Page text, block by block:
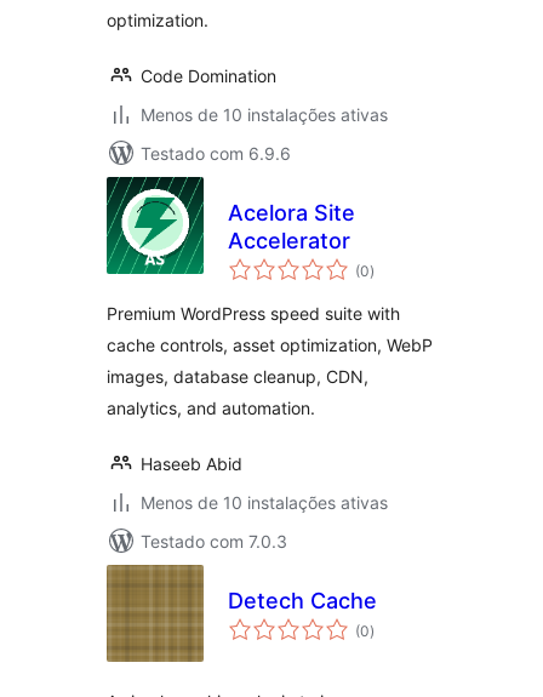
optimization.
Code Domination
Menos de 10 instalações ativas
Testado com 6.9.6
Acelora Site
Accelerator
(0avaliações
totais
)
Premium WordPress speed suite with
cache controls, asset optimization, WebP
images, database cleanup, CDN,
analytics, and automation.
Haseeb Abid
Menos de 10 instalações ativas
Testado com 7.0.3
Detech Cache
(0avaliações
totais
)